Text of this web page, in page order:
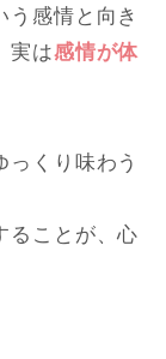
う感情と向き
実は感情が体
くり味わう
ることが、心